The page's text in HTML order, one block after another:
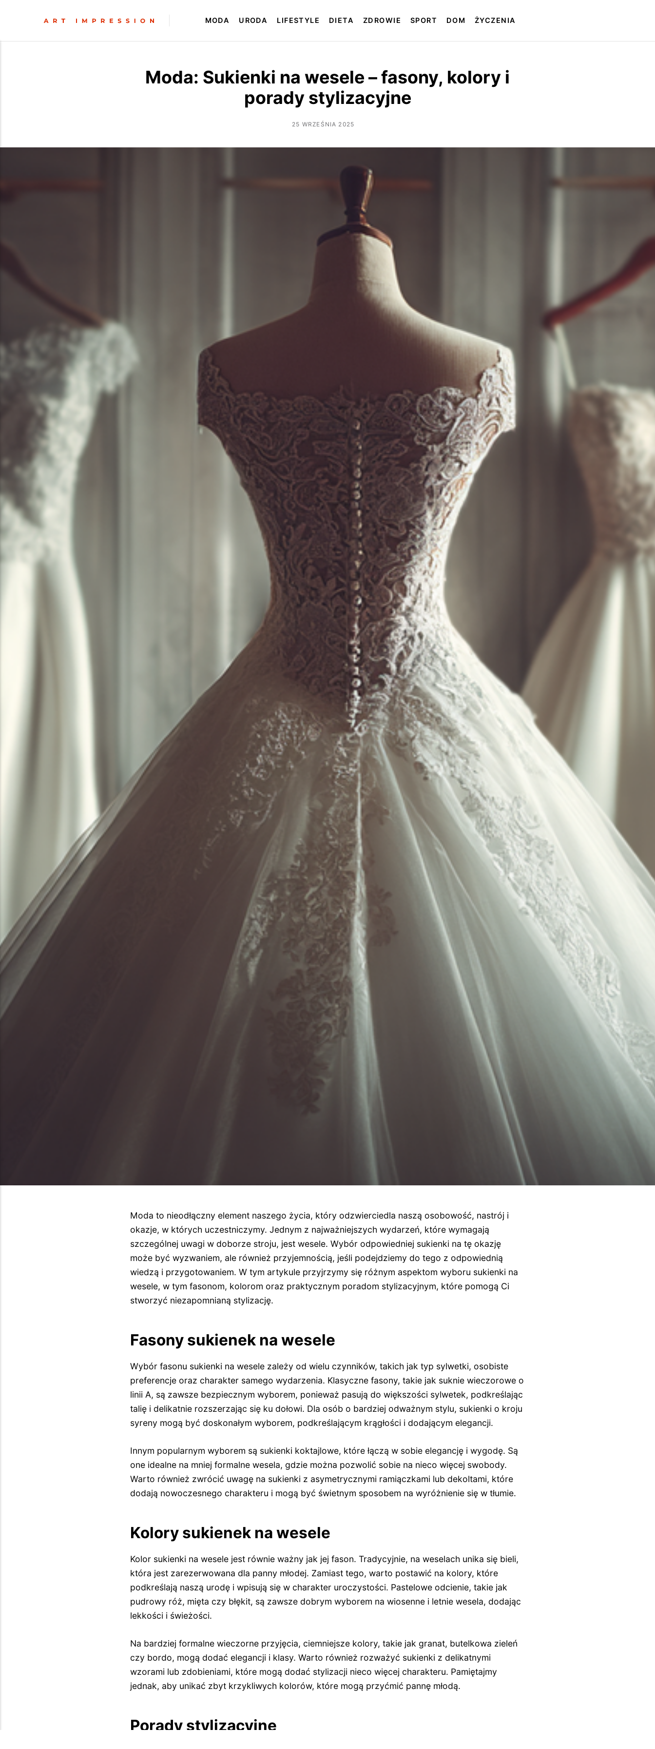
MODA URODA LIFESTYLE DIETA ZDROWIE SPORT DOM ŻYCZENIA
Moda: Sukienki na wesele – fasony, kolory i
porady stylizacyjne
25 WRZEŚNIA 2025
Moda to nieodłączny element naszego życia, który odzwierciedla naszą osobowość, nastrój i
okazje, w których uczestniczymy. Jednym z najważniejszych wydarzeń, które wymagają
szczególnej uwagi w doborze stroju, jest wesele. Wybór odpowiedniej sukienki na tę okazję
może być wyzwaniem, ale również przyjemnością, jeśli podejdziemy do tego z odpowiednią
wiedzą i przygotowaniem. W tym artykule przyjrzymy się różnym aspektom wyboru sukienki na
wesele, w tym fasonom, kolorom oraz praktycznym poradom stylizacyjnym, które pomogą Ci
stworzyć niezapomnianą stylizację.
Fasony sukienek na wesele
Wybór fasonu sukienki na wesele zależy od wielu czynników, takich jak typ sylwetki, osobiste
preferencje oraz charakter samego wydarzenia. Klasyczne fasony, takie jak suknie wieczorowe o
linii A, są zawsze bezpiecznym wyborem, ponieważ pasują do większości sylwetek, podkreślając
talię i delikatnie rozszerzając się ku dołowi. Dla osób o bardziej odważnym stylu, sukienki o kroju
syreny mogą być doskonałym wyborem, podkreślającym krągłości i dodającym elegancji.
Innym popularnym wyborem są sukienki koktajlowe, które łączą w sobie elegancję i wygodę. Są
one idealne na mniej formalne wesela, gdzie można pozwolić sobie na nieco więcej swobody.
Warto również zwrócić uwagę na sukienki z asymetrycznymi ramiączkami lub dekoltami, które
dodają nowoczesnego charakteru i mogą być świetnym sposobem na wyróżnienie się w tłumie.
Kolory sukienek na wesele
Kolor sukienki na wesele jest równie ważny jak jej fason. Tradycyjnie, na weselach unika się bieli,
która jest zarezerwowana dla panny młodej. Zamiast tego, warto postawić na kolory, które
podkreślają naszą urodę i wpisują się w charakter uroczystości. Pastelowe odcienie, takie jak
pudrowy róż, mięta czy błękit, są zawsze dobrym wyborem na wiosenne i letnie wesela, dodając
lekkości i świeżości.
Na bardziej formalne wieczorne przyjęcia, ciemniejsze kolory, takie jak granat, butelkowa zieleń
czy bordo, mogą dodać elegancji i klasy. Warto również rozważyć sukienki z delikatnymi
wzorami lub zdobieniami, które mogą dodać stylizacji nieco więcej charakteru. Pamiętajmy
jednak, aby unikać zbyt krzykliwych kolorów, które mogą przyćmić pannę młodą.
Porady stylizacyjne